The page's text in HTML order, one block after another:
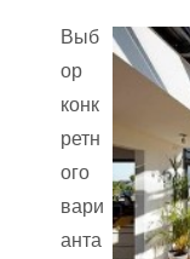
Выб
ор
конк
ретн
ого
вари
анта